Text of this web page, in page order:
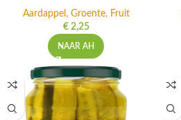
Aardappel, Groente, Fruit
€2,25
NAAR AH